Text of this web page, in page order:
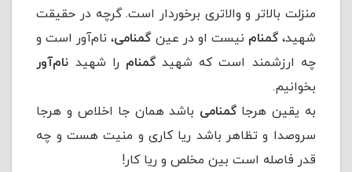
منزلت بالاتر و والاتری برخوردار است. گرچه در حقیقت
شهید،گمنام نیست او در عین گمنامى، نام‌آور است و
چه ارزشمند است که شهیدگمنام را شهید نام‌آور
بخوانیم.
به یقین هرجاگمنامى باشد همان جا اخلاص و هرجا
سروصدا و تظاهر باشد ریا کاری و منیت هست و چه
قدر فاصله است بین مخلص و ریا کار!